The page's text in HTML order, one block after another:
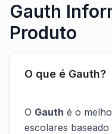
Gauth
Produto
O que é Gauth?
O Gauth é o
escolares